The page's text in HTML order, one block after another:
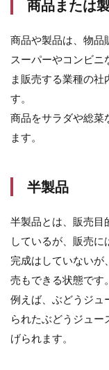
の
価
方
法:
低
法
5
棚
産
を
上
る
際
注
意
5.1
商品または
商品や製品は、物品
スーパーやコンビニ
ま販売する業種の
す。
商品をサラダや総菜
ます。
半製品
半製品とは、販売目
しているが、販売に
完成はしていないが
売もできる状態です。
例えば、ぶどうジュ
られたぶどうジュー
げられます。